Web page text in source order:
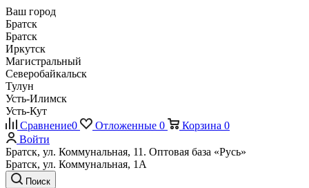
Ваш город
Братск
Братск
Иркутск
Магистральный
Северобайкальск
Тулун
Усть-Илимск
Усть-Кут
Сравнение0 Отложенные 0 Корзина 0
Войти
Братск, ул. Коммунальная, 11. Оптовая база «Русь»
Братск, ул. Коммунальная, 1А
Поиск